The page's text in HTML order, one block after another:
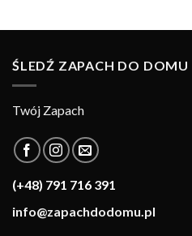
ŚLEDŹ ZAPACH DO DOMU
Twój Zapach
(+48) 791 716 391
info@zapachdodomu.pl